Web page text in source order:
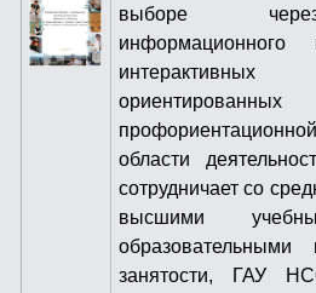
выборе
области
сотрудничает со
высшими
образовательными
занятости, ГАУ